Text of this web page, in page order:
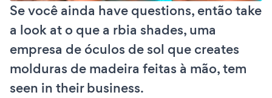
Se você ainda have questions, então take
a look at o que a rbia shades, uma
empresa de óculos de sol que creates
molduras de madeira feitas à mão, tem
seen in their business.